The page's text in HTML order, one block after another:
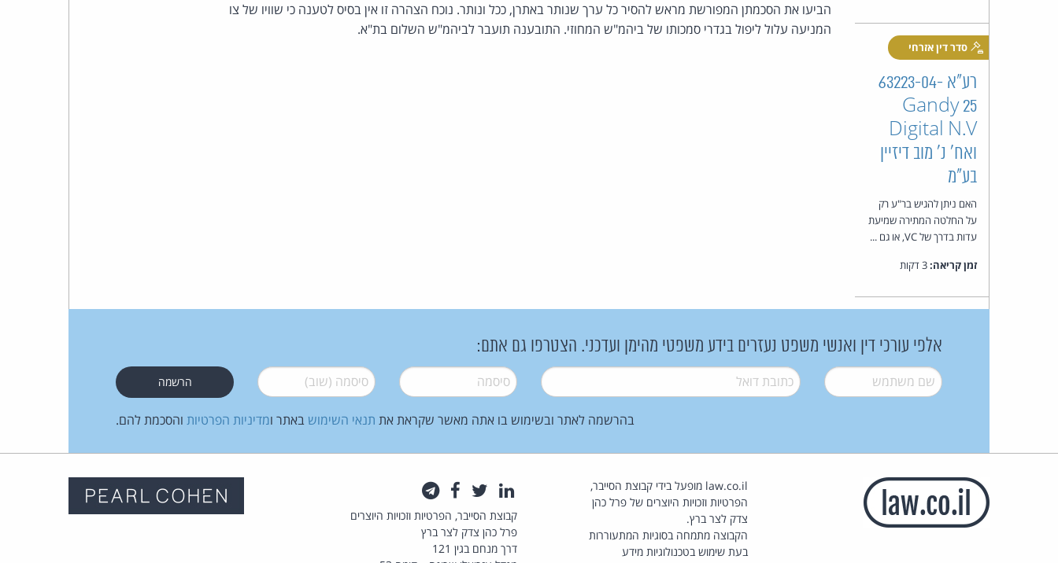
סדר דין אזרחי
רע"א 63223-04-
25 Gandy
Digital N.V
ואח' נ' מוב דיזיין
בע"מ
האם ניתן להגיש בר"ע רק
על החלטה המתירה שמיעת
עדות בדרך של VC, או גם ...
זמן קריאה:
הביעו את הסכמתן המפורשת מראש להסיר כל ערך שנותר באתרן, ככל ונותר. נוכח הצהרה זו אין בסיס לטענה כי שוויו של צו
המניעה עלול ליפול בגדרי סמכותו של ביהמ"ש המחוזי. התובענה תועבר לביהמ"ש השלום בת"א.
אלפי עורכי דין ואנשי משפט נעזרים בידע משפטי מהימן ועדכני. הצטרפו גם אתם:
שם משתמש* דואל* סיסמה* סיסמה (שוב)*
בהרשמה לאתר ובשימוש בו אתה מאשר שקראת את תנאי השימוש באתר ומדיניות הפרטיות והסכמת להם.
law.co.il מופעל בידי קבוצת הסייבר,
הפרטיות וזכויות היוצרים של פרל כהן
צדק לצר ברץ.
הקבוצה מתמחה בסוגיות המתעוררות
בעת שימוש בטכנולוגיות מידע
לינקדאין
טוויטרפייסבוק
קבוצת הסייבר, הפרטיות וזכויות היוצרים
פרל כהן צדק לצר ברץ
דרך מנחם בגין 121